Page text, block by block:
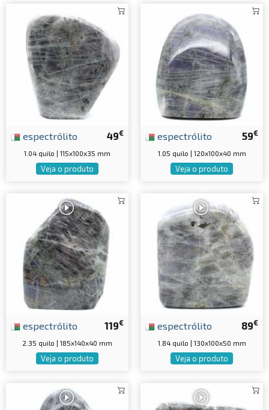
49€
espectrólito
1.04 quilo | 115x100x35 mm
Veja o produto
59€
espectrólito
1.05 quilo | 120x100x40 mm
Veja o produto
119€
espectrólito
2.35 quilo | 185x140x40 mm
Veja o produto
89€
espectrólito
1.84 quilo | 130x100x50 mm
Veja o produto